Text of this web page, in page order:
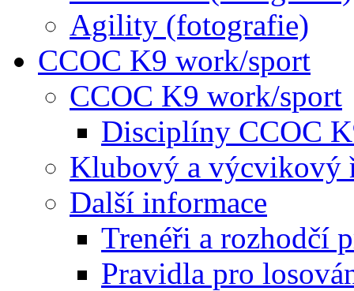
Agility (fotografie)
CCOC K9 work/sport
CCOC K9 work/sport
Disciplíny CCOC
Klubový a výcvikový
Další informace
Trenéři a rozhodčí
Pravidla pro